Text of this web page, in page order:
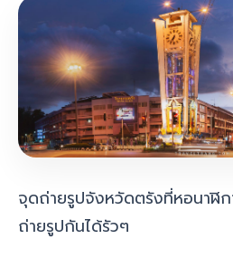
จุดถ่ายรูปจังหวัดตรังที่หอนาฬิก
ถ่ายรูปกันได้รัวๆ